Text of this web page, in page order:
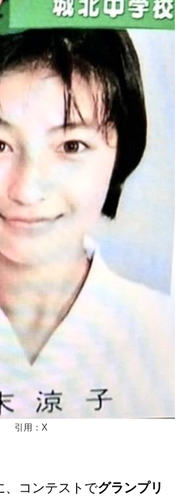
引用：X
、コンテストでグランプリ